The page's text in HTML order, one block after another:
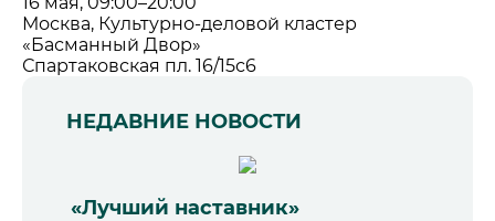
Москва, Культурно-деловой кластер
«Басманный Двор»
Спартаковская пл. 16/15с6
НЕДАВНИЕ НОВОСТИ
«Лучший наставник»